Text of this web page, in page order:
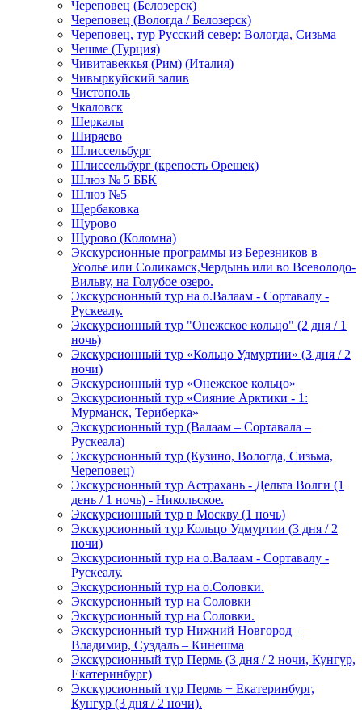
Череповец (Белозерск)
Череповец (Вологда / Белозерск)
Череповец, тур Русский север: Вологда, Сизьма
Чешме (Турция)
Чивитавеккья (Рим) (Италия)
Чивыркуйский залив
Чистополь
Чкаловск
Шеркалы
Ширяево
Шлиссельбург
Шлиссельбург (крепость Орешек)
Шлюз № 5 ББК
Шлюз №5
Щербаковка
Щурово
Щурово (Коломна)
Экскурсионные программы из Березников в
Усолье или Соликамск,Чердынь или во Всеволодо-
Вильву, на Голубое озеро.
Экскурсионный тур на о.Валаам - Сортавалу -
Рускеалу.
Экскурсионный тур "Онежское кольцо" (2 дня / 1
ночь)
Экскурсионный тур «Кольцо Удмуртии» (3 дня / 2
ночи)
Экскурсионный тур «Онежское кольцо»
Экскурсионный тур «Сияние Арктики - 1:
Мурманск, Териберка»
Экскурсионный тур (Валаам – Сортавала –
Рускеала)
Экскурсионный тур (Кузино, Вологда, Сизьма,
Череповец)
Экскурсионный тур Астрахань - Дельта Волги (1
день / 1 ночь) - Никольское.
Экскурсионный тур в Москву (1 ночь)
Экскурсионный тур Кольцо Удмуртии (3 дня / 2
ночи)
Экскурсионный тур на о.Валаам - Сортавалу -
Рускеалу.
Экскурсионный тур на о.Соловки.
Экскурсионный тур на Соловки
Экскурсионный тур на Соловки.
Экскурсионный тур Нижний Новгород –
Владимир, Суздаль – Кинешма
Экскурсионный тур Пермь (3 дня / 2 ночи, Кунгур,
Екатеринбург)
Экскурсионный тур Пермь + Екатеринбург,
Кунгур (3 дня / 2 ночи).